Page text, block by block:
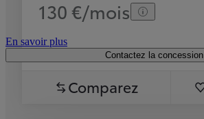
130 €/mois
En savoir plus
Contactez la concession
Comparez